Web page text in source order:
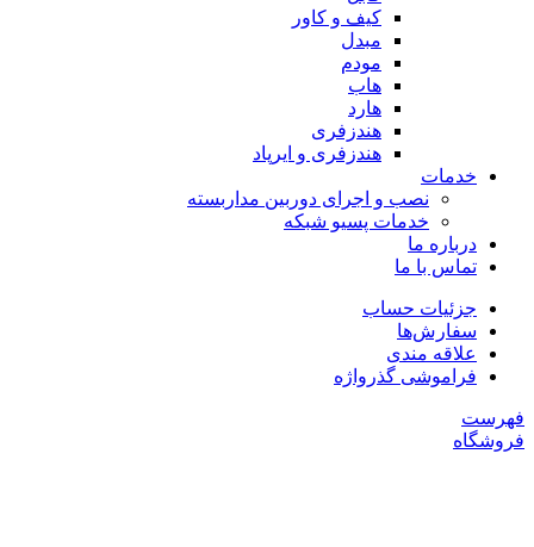
کیف و کاور
مبدل
مودم
هاب
هارد
هندزفری
هندزفری و ایرپاد
خدمات
نصب و اجرای دوربین مداربسته
خدمات پسیو شبکه
درباره ما
تماس با ما
جزئیات حساب
سفارش‌ها
علاقه مندی
فراموشی گذرواژه
فهرست
فروشگاه